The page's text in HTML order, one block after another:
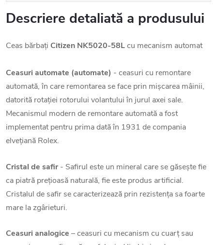
Descriere detaliată a produsului
Ceas bărbați Citizen NK5020-58Lcu mecanism automat
Ceasuri automate (automate) - ceasuri cu remontare
automată, în care remontarea se face prin mișcarea mâinii,
datorită rotației rotorului volantului în jurul axei sale.
Mecanismul modern de remontare automată a fost
implementat pentru prima dată în 1931 de compania
elvețiană Rolex.
Cristal de safir - Safirul este un mineral care se găsește fie
ca piatră prețioasă naturală, fie este produs artificial.
Cristalul de safir se caracterizează prin rezistența sa foarte
mare la zgârieturi.
Ceasuri analogice – ceasuri cu mecanism cu cuarț sau